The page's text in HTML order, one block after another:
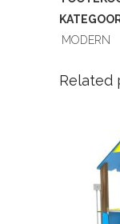
MODERN
Related